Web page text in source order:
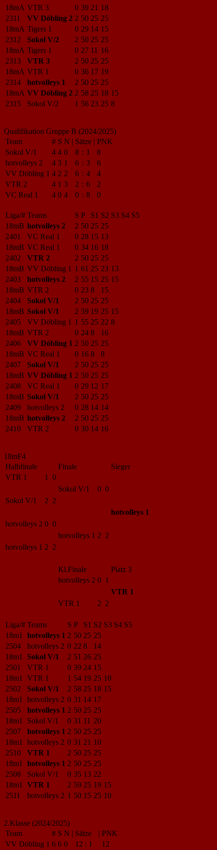
18mA VTR 3 0 39 21 18
2311
VV Döbling 2 2 50 25 25
18mA Tigers 1 0 29 14 15
2312
Sokol V/2 2 50 25 25
18mA Tigers 1 0 27 11 16
2313
VTR 3 2 50 25 25
18mA VTR 1 0 36 17 19
2314
hotvolleys 1 2 50 25 25
18mA VV Döbling 2 2 58 25 18 15
2315
Sokol V/2 1 56 23 25 8
Qualifikation Gruppe B (2024/2025)
Team
# S N | Sätze | PNK
Sokol V/1
4 4 0 8 : 1
8
hotvolleys 2
4 3 1 6 : 3
6
VV Döbling 1 4 2 2 6 : 4
4
VTR 2
4 1 3 2 : 6
2
VC Real 1
4 0 4 0 : 8 0
Liga/# Teams S P S1 S2 S3 S4 S5
18mB hotvolleys 2 2 50 25 25
2401
VC Real 1 0 28 15 13
18mB VC Real 1 0 34 16 18
2402
VTR 2 2 50 25 25
18mB VV Döbling 1 1 61 25 23 13
2403
hotvolleys 2 2 55 15 25 15
18mB VTR 2 0 23 8
15
2404
Sokol V/1 2 50 25 25
18mB Sokol V/1 2 59 19 25 15
2405
VV Döbling 1 1 55 25 22 8
18mB VTR 2 0 24 8
16
2406
VV Döbling 1 2 50 25 25
18mB VC Real 1 0 16 8
8
2407
Sokol V/1 2 50 25 25
18mB VV Döbling 1 2 50 25 25
2408
VC Real 1 0 29 12 17
18mB Sokol V/1 2 50 25 25
2409
hotvolleys 2 0 28 14 14
18mB hotvolleys 2 2 50 25 25
2410
VTR 2 0 30 14 16
18mF4
Halbfinale
Finale
Sieger
VTR 1
1 0
Sokol V/1
0 0
Sokol V/1
2 2
hotvolleys 1
hotvolleys 2 0 0
hotvolleys 1 2 2
hotvolleys 1 2 2
Kl.Finale
Platz 3
hotvolleys 2 0 1
VTR 1
VTR 1
2 2
Liga/# Teams S P S1 S2 S3 S4 S5
18m1
hotvolleys 1 2 50 25 25
2504
hotvolleys 2 0 22 8
14
18m1
Sokol V/1 2 51 26 25
2501
VTR 1 0 39 24 15
18m1
VTR 1 1 54 19 25 10
2502
Sokol V/1 2 58 25 18 15
18m1
hotvolleys 2 0 31 14 17
2505
hotvolleys 1 2 50 25 25
18m1
Sokol V/1 0 31 11 20
2507
hotvolleys 1 2 50 25 25
18m1
hotvolleys 2 0 31 21 10
2510
VTR 1 2 50 25 25
18m1
hotvolleys 1 2 50 25 25
2508
Sokol V/1 0 35 13 22
18m1
VTR 1 2 59 25 19 15
2511
hotvolleys 2 1 50 15 25 10
2.Klasse (2024/2025)
Team
# S N | Sätze | PNK
VV Döbling 1 6 6 0 12 : 1
12